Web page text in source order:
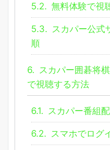
5.2. 無料体験で視
5.3. スカパー公式
順
6. スカパー囲碁将
で視聴する方法
6.1. スカパー番組
6.2. スマホでログ